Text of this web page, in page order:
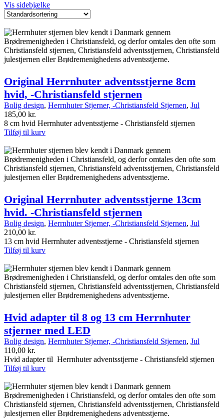
Vis sidebjælke
Original Herrnhuter adventsstjerne 8cm
hvid, -Christiansfeld stjernen
Bolig design, Herrnhuter Stjerner, -Christiansfeld Stjernen, Jul
185,00 kr.
8 cm hvid Herrnhuter adventsstjerne - Christiansfeld stjernen
Tilføj til kurv
Original Herrnhuter adventsstjerne 13cm
hvid. -Christiansfeld stjernen
Bolig design, Herrnhuter Stjerner, -Christiansfeld Stjernen, Jul
210,00 kr.
13 cm hvid Herrnhuter adventsstjerne - Christiansfeld stjernen
Tilføj til kurv
Hvid adapter til 8 og 13 cm Herrnhuter
stjerner med LED
Bolig design, Herrnhuter Stjerner, -Christiansfeld Stjernen, Jul
110,00 kr.
Hvid adapter til Herrnhuter adventsstjerne - Christiansfeld stjernen
Tilføj til kurv